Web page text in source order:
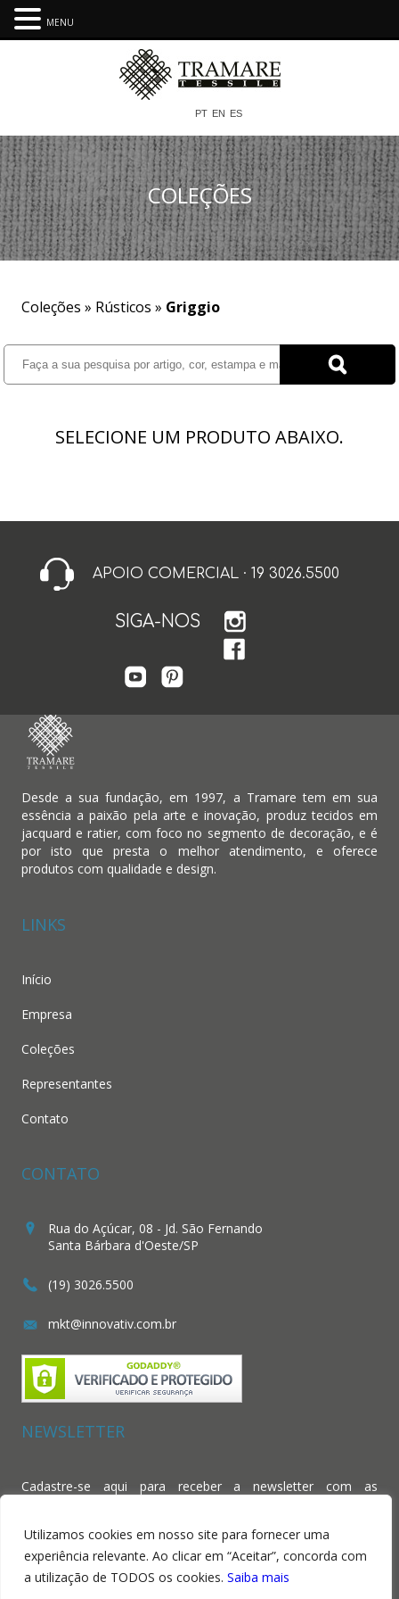
Utilizamos cookies em nosso site para fornecer uma
experiência relevante. Ao clicar em “Aceitar”, concorda com
a utilização de TODOS os cookies. Saiba mais
PT EN ES
COLEÇÕES
Coleções » Rústicos » Griggio
SELECIONE UM PRODUTO ABAIXO.
APOIO COMERCIAL · 19 3026.5500
SIGA-NOS
Desde a sua fundação, em 1997, a Tramare tem em sua
essência a paixão pela arte e inovação, produz tecidos em
jacquard e ratier, com foco no segmento de decoração, e é
por isto que presta o melhor atendimento, e oferece
produtos com qualidade e design.
LINKS
Início
Empresa
Coleções
Representantes
Contato
CONTATO
Rua do Açúcar, 08 - Jd. São Fernando
Santa Bárbara d'Oeste/SP
(19) 3026.5500
mkt@innovativ.com.br
NEWSLETTER
Cadastre-se aqui para receber a newsletter com as
MENU